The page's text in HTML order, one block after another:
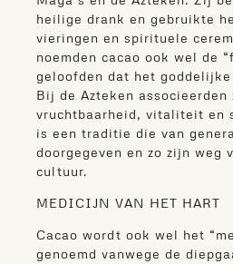
heilige drank en gebruikte
vieringen en spirituele
noemden cacao ook wel de
geloofden dat het goddelijke
Bij de Azteken associeerden
vruchtbaarheid, vitaliteit en
is een traditie die van
doorgegeven en zo zijn weg
cultuur.
MEDICIJN VAN HET HART
Cacao wordt ook wel het
genoemd vanwege de